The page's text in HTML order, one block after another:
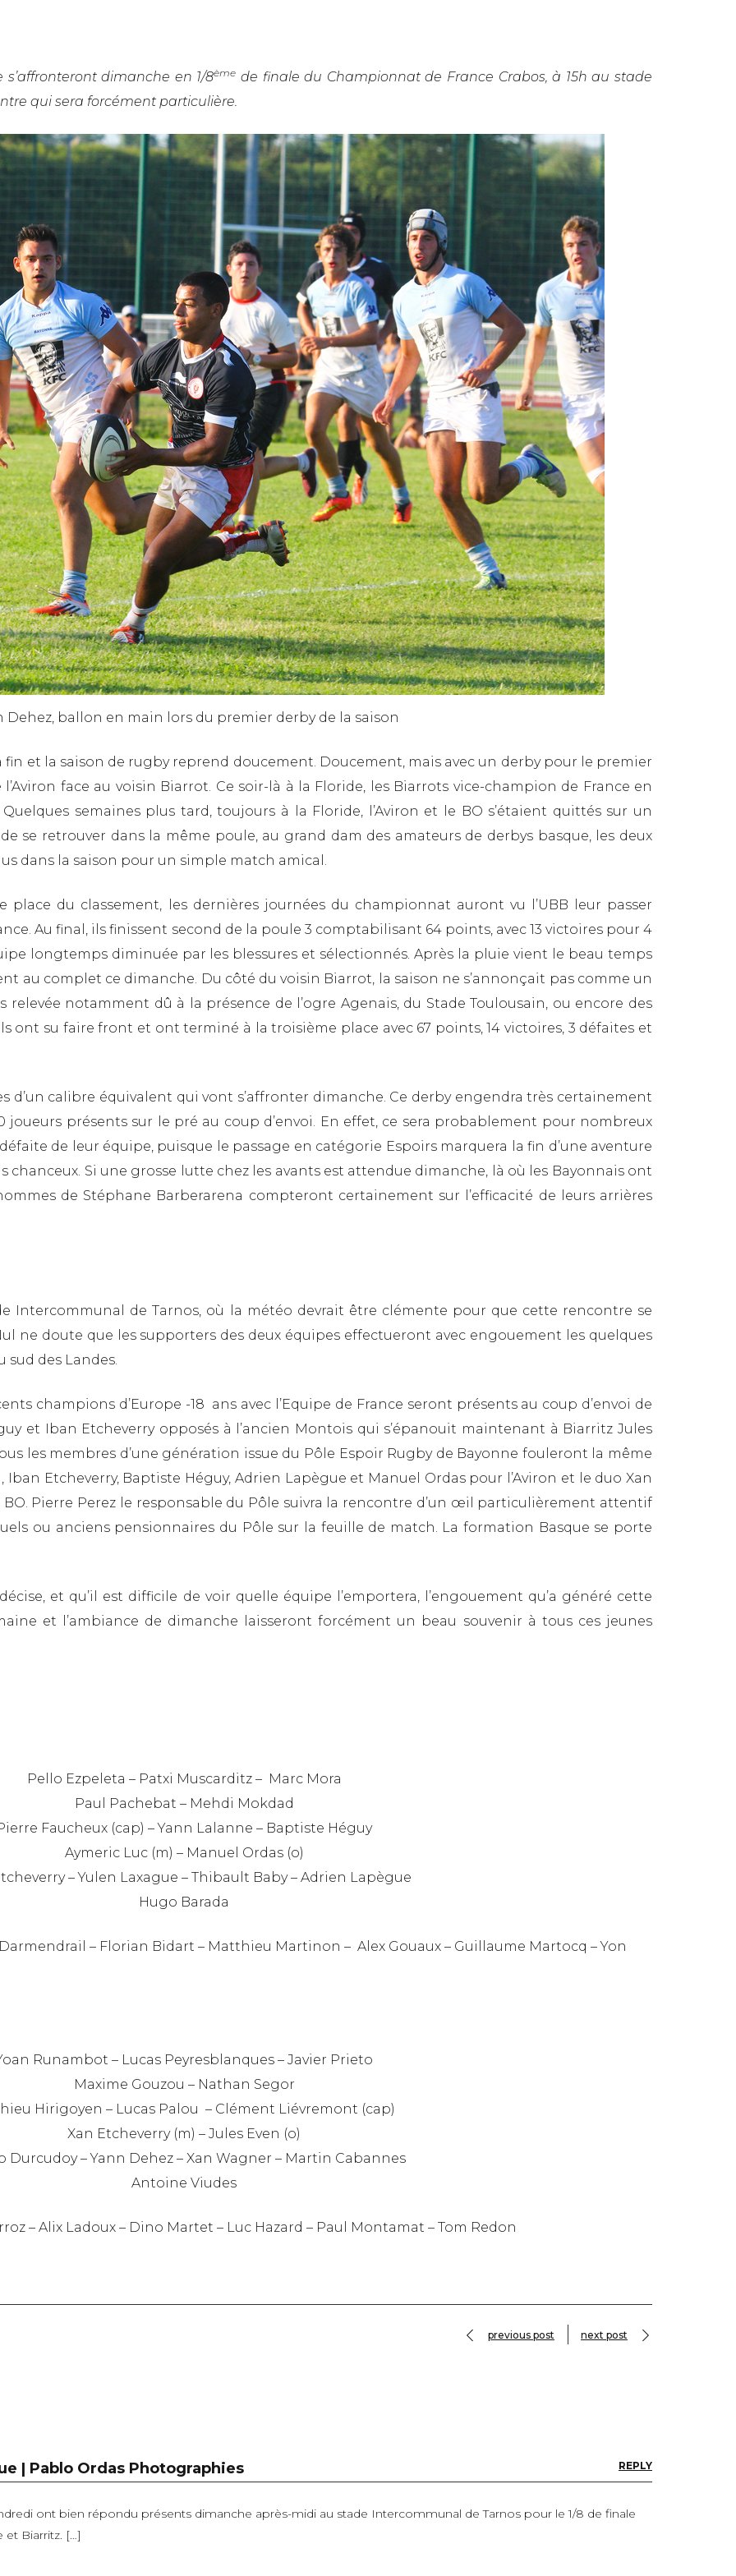
s’affronteront dimanche en 1/8ème de finale du Championnat de France Crabos, à 15h au stade
qui sera forcément particulière.
Dehez, ballon en main lors du premier derby de la saison
fin et la saison de rugby reprend doucement. Doucement, mais avec un derby pour le premier
face au voisin Biarrot. Ce soir-là à la Floride, les Biarrots vice-champion de France en
semaines plus tard, toujours à la Floride, l’Aviron et le BO s’étaient quittés sur un
se retrouver dans la même poule, au grand dam des amateurs de derbys basque, les deux
dans la saison pour un simple match amical.
place du classement, les dernières journées du championnat auront vu l’UBB leur passer
Au final, ils finissent second de la poule 3 comptabilisant 64 points, avec 13 victoires pour 4
longtemps diminuée par les blessures et sélectionnés. Après la pluie vient le beau temps
au complet ce dimanche. Du côté du voisin Biarrot, la saison ne s’annonçait pas comme un
notamment dû à la présence de l’ogre Agenais, du Stade Toulousain, ou encore des
ont su faire front et ont terminé à la troisième place avec 67 points, 14 victoires, 3 défaites et
d’un calibre équivalent qui vont s’affronter dimanche. Ce derby engendra très certainement
présents sur le pré au coup d’envoi. En effet, ce sera probablement pour nombreux
de leur équipe, puisque le passage en catégorie Espoirs marquera la fin d’une aventure
Si une grosse lutte chez les avants est attendue dimanche, là où les Bayonnais ont
de Stéphane Barberarena compteront certainement sur l’efficacité de leurs arrières
Intercommunal de Tarnos, où la météo devrait être clémente pour que cette rencontre se
ne doute que les supporters des deux équipes effectueront avec engouement les quelques
sud des Landes.
champions d’Europe -18 ans avec l’Equipe de France seront présents au coup d’envoi de
et Iban Etcheverry opposés à l’ancien Montois qui s’épanouit maintenant à Biarritz Jules
les membres d’une génération issue du Pôle Espoir Rugby de Bayonne fouleront la même
Etcheverry, Baptiste Héguy, Adrien Lapègue et Manuel Ordas pour l’Aviron et le duo Xan
BO. Pierre Perez le responsable du Pôle suivra la rencontre d’un œil particulièrement attentif
ou anciens pensionnaires du Pôle sur la feuille de match. La formation Basque se porte
et qu’il est difficile de voir quelle équipe l’emportera, l’engouement qu’a généré cette
et l’ambiance de dimanche laisseront forcément un beau souvenir à tous ces jeunes
Pello Ezpeleta – Patxi Muscarditz – Marc Mora
Paul Pachebat – Mehdi Mokdad
Faucheux (cap) – Yann Lalanne – Baptiste Héguy
Aymeric Luc (m) – Manuel Ordas (o)
– Yulen Laxague – Thibault Baby – Adrien Lapègue
Hugo Barada
– Florian Bidart – Matthieu Martinon – Alex Gouaux – Guillaume Martocq – Yon
Runambot – Lucas Peyresblanques – Javier Prieto
Maxime Gouzou – Nathan Segor
Hirigoyen – Lucas Palou – Clément Liévremont (cap)
Xan Etcheverry (m) – Jules Even (o)
Durcudoy – Yann Dehez – Xan Wagner – Martin Cabannes
Antoine Viudes
– Alix Ladoux – Dino Martet – Luc Hazard – Paul Montamat – Tom Redon
previous post next post
REPLY
| Pablo Ordas Photographies
ont bien répondu présents dimanche après-midi au stade Intercommunal de Tarnos pour le 1/8 de finale
et Biarritz. […]